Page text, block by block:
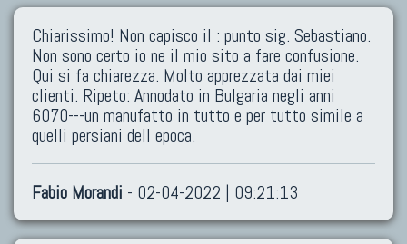
Chiarissimo! Non capisco il : punto sig. Sebastiano.
Non sono certo io ne il mio sito a fare confusione.
Qui si fa chiarezza. Molto apprezzata dai miei
clienti. Ripeto: Annodato in Bulgaria negli anni
6070---un manufatto in tutto e per tutto simile a
quelli persiani dell epoca.
Fabio Morandi - 02-04-2022 | 09:21:13